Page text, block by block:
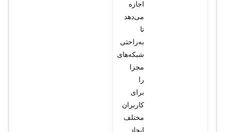
اجازه
می‌دهد
تا
به‌راحتی
شبکه‌های
مجزا
را
برای
کاربران
مختلف
ایجاد